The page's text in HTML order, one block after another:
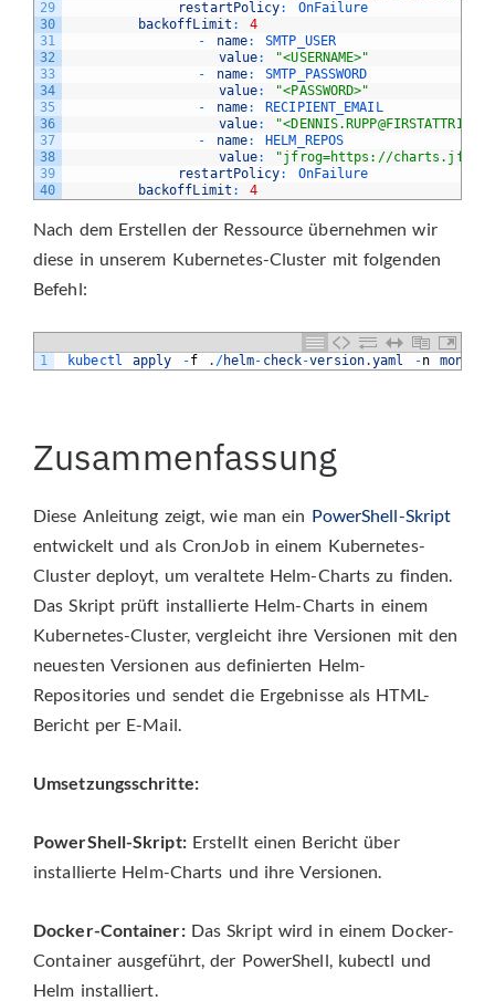
29
30
31
32
33
34
35
36
37
38
39
40
restartPolicy:
OnFailure
backoffLimit :
4
-
name:
SMTP_USER
value:
"<USERNAME>"
-
name:
SMTP_PASSWORD
value:
"<PASSWORD>"
-
name:
RECIPIENT_EMAIL
value:
-
name:
HELM_REPOS
value:
"jfrog=https://
restartPolicy:
OnFailure
backoffLimit : 4
Nach dem Erstellen der Ressource übernehmen wir
diese in unserem Kubernetes-Cluster mit folgenden
Befehl:
1 kubectl apply -f . /helm- check-version.yaml -n
Zusammenfassung
Diese Anleitung zeigt, wie man ein PowerShell-Skript
entwickelt und als CronJob in einem Kubernetes-
Cluster deployt, um veraltete Helm-Charts zu finden.
Das Skript prüft installierte Helm-Charts in einem
Kubernetes-Cluster, vergleicht ihre Versionen mit den
neuesten Versionen aus definierten Helm-
Repositories und sendet die Ergebnisse als HTML-
Bericht per E-Mail.
Umsetzungsschritte:
PowerShell-Skript:Erstellt einen Bericht über
installierte Helm-Charts und ihre Versionen.
Docker-Container:Das Skript wird in einem Docker-
Container ausgeführt, der PowerShell, kubectl und
Helm installiert.